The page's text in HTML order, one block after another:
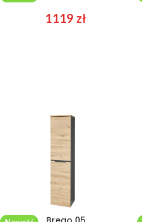
1119 zł